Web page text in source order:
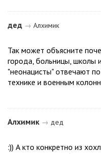
дед → Алхимик
Так может объясните
города, больницы, школы
"неонацисты" отвечают
технике и военным
Алхимик → дед
:)) А кто конкретно из